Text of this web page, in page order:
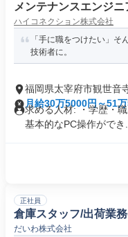
メンテナンスエンジニ
ハイコネクション株式会社
「手に職をつけたい」そ
技術者に。
福岡県太宰府市観世音
月給30万5000円～51
求める人材: ・学歴・
基本的なPC操作ができ...
正社員
倉庫スタッフ/出荷業
だいわ株式会社